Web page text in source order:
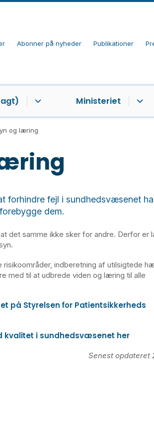
Abonner på nyheder Publikationer
Ministeriet
og læring
forhindre fejl i sundhedsvæsenet
dem.
det samme ikke sker for andre. Derfor er
indberetning af utilsigtede
med til at udbrede viden og læring til alle
på Styrelsen for Patientsikkerheds
kvalitet i sundhedsvæsenet her
Senest opdateret